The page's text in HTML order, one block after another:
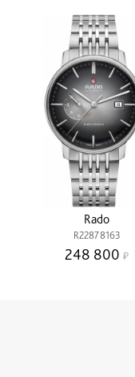
Rado
R22878163
248 800